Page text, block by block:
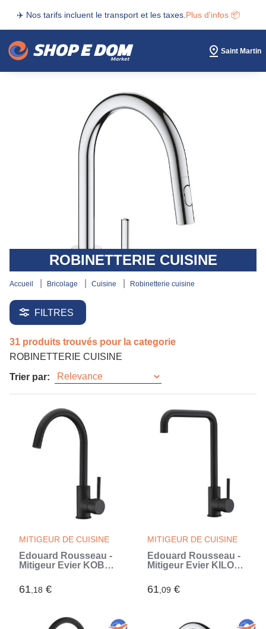
✈️ Nos tarifs incluent le transport et les taxes. Plus d'infos 📦
Saint Martin
ROBINETTERIE CUISINE
accueil bricolage cuisine robinetterie cuisine
FILTRES
31 produits trouvés pour la categorie
ROBINETTERIE CUISINE
Trier par:
MITIGEUR DE CUISINE
Edouard Rousseau -
Mitigeur Evier KOBEN
61,18 €
MITIGEUR DE CUISINE
Edouard Rousseau -
Mitigeur Evier KILOO -
61,09 €